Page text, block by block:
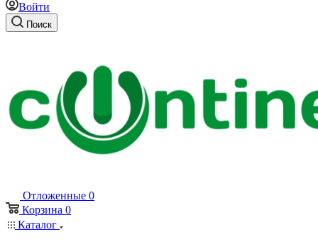
Войти
Поиск
Отложенные 0
Корзина 0
Каталог